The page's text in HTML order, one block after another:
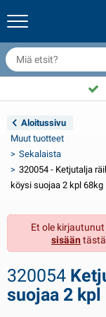
verkot &
valot
valot
valot
LED-valot
laidat
sisustus
&
& 24V lisävarusteet
suojapeitteet
työkalut
polttimot
&
&
kaasu
lisävarusteet
ja sakkelit
urheilu
ja huolto
tuotteita
Nederlands
Deutsch
English
Français
Norsk
Dansk
Aloitussivu
Muut tuotteet
Sekalaista
320054 - Ketjutalja
köysi suojaa 2 kpl 68kg
Et ole
sisään
320054
suojaa 2 kpl